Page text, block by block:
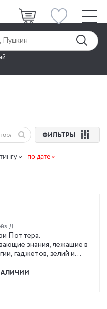
ФИЛЬТРЫ
по дате
Д.
Поттера.
знания, лежащие в
гаджетов, зелий и